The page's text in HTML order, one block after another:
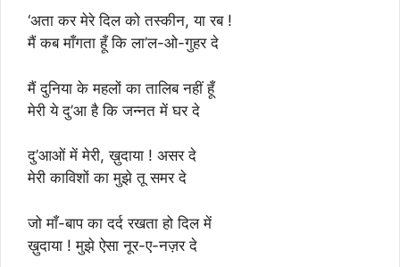
‘अता कर मेरे दिल को तस्कीन, या रब !
मैं कब माँगता हूँ कि ला’ल-ओ-गुहर दे
मैं दुनिया के महलों का तालिब नहीं हूँ
मेरी ये दु’आ है कि जन्नत में घर दे
दु’आओं में मेरी, ख़ुदाया ! असर दे
मेरी काविशों का मुझे तू समर दे
जो माँ-बाप का दर्द रखता हो दिल में
ख़ुदाया ! मुझे ऐसा नूर-ए-नज़र दे